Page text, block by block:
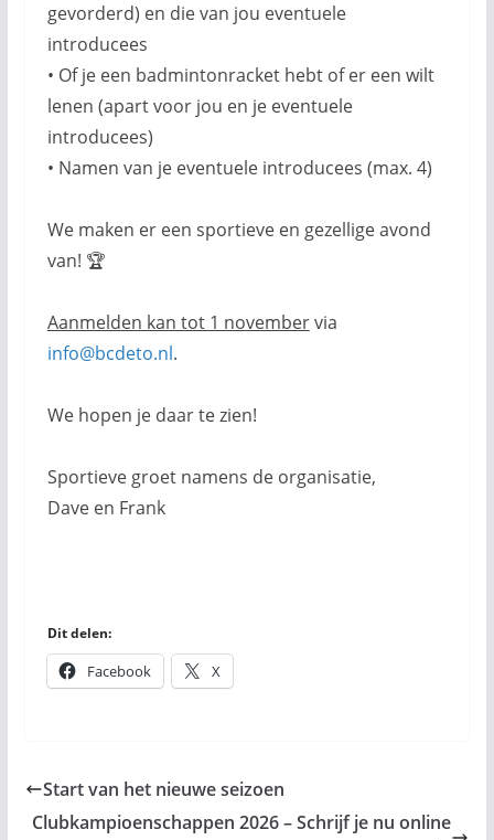
gevorderd) en die van jou eventuele
introducees
• Of je een badmintonracket hebt of er een wilt
lenen (apart voor jou en je eventuele
introducees)
• Namen van je eventuele introducees (max. 4)
We maken er een sportieve en gezellige avond
van! 🏆
Aanmelden kan tot 1 novembervia
info@bcdeto.nl.
We hopen je daar te zien!
Sportieve groet namens de organisatie,
Dave en Frank
Dit delen:
Facebook X
Start van het nieuwe seizoen
Clubkampioenschappen 2026 – Schrijf je nu online